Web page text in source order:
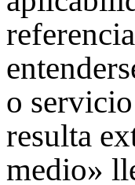
o
resulta
medio»